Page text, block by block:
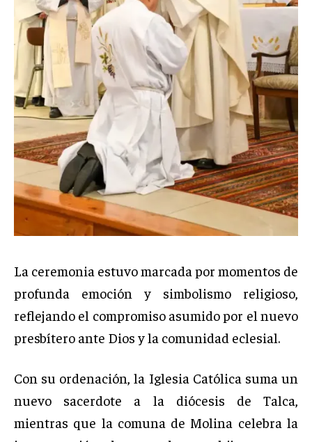
La ceremonia estuvo marcada por momentos de
profunda emoción y simbolismo religioso,
reflejando el compromiso asumido por el nuevo
presbítero ante Dios y la comunidad eclesial.
Con su ordenación, la Iglesia Católica suma un
nuevo sacerdote a la diócesis de Talca,
mientras que la comuna de Molina celebra la